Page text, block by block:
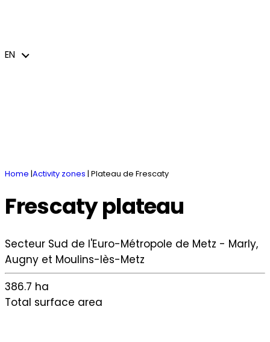
EN
Home |Activity zones | Plateau de Frescaty
Frescaty plateau
Secteur Sud de l'Euro-Métropole de Metz - Marly,
Augny et Moulins-lès-Metz
386.7 ha
Total surface area